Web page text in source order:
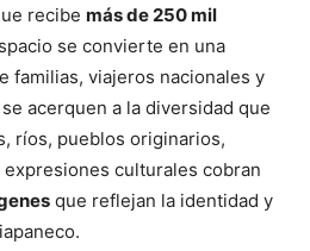
recibe más de 250 mil
se convierte en una
familias, viajeros nacionales y
acerquen a la diversidad que
ríos, pueblos originarios,
culturales cobran
que reflejan la identidad y